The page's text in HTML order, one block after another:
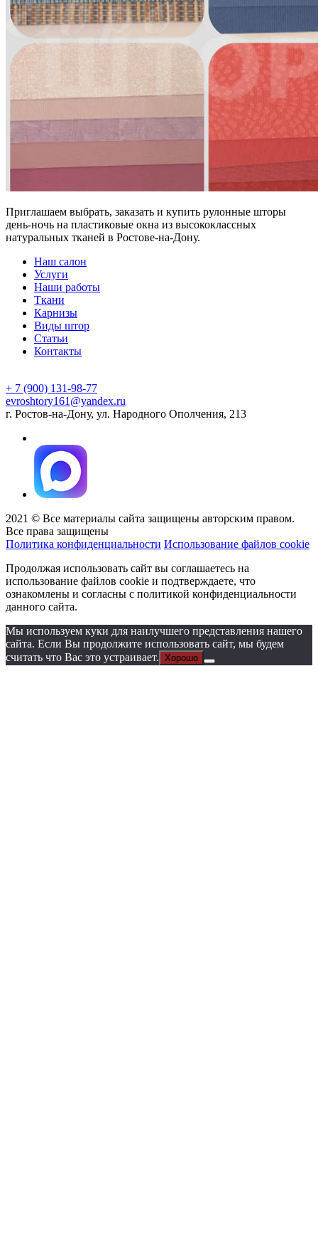
Приглашаем выбрать, заказать и купить рулонные шторы
день-ночь на пластиковые окна из высококлассных
натуральных тканей в Ростове-на-Дону.
Наш салон
Услуги
Наши работы
Ткани
Карнизы
Виды штор
Статьи
Контакты
+ 7 (900) 131-98-77
evroshtory161@yandex.ru
г. Ростов-на-Дону, ул. Народного Ополчения, 213
2021 © Все материалы сайта защищены авторским правом.
Все права защищены
Политика конфиденциальности Использование файлов cookie
Продолжая использовать сайт вы соглашаетесь на
использование файлов cookie и подтверждаете, что
ознакомлены и согласны с политикой конфиденциальности
данного сайта.
Мы используем куки для наилучшего представления нашего
сайта. Если Вы продолжите использовать сайт, мы будем
считать что Вас это устраивает.
Хорошо